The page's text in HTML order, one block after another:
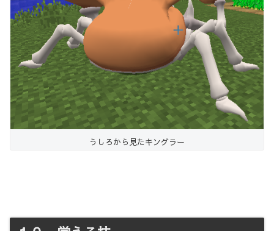
うしろから見たキングラー